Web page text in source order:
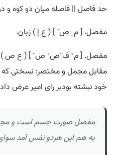
حد فاصل || فاصله میان دو کوه و
مفصل. [ م ِ ص َ ] ( ع اِ ) زبان.
مفصل. [ م ُ ف َص ْ ص َ ] ( ع ص )
مقابل مجمل و مختصر: نسختی
خود نبشته بودبر رای امیر عرض
مفصل صورت جسم است و
به هم این هردو نفس آمد